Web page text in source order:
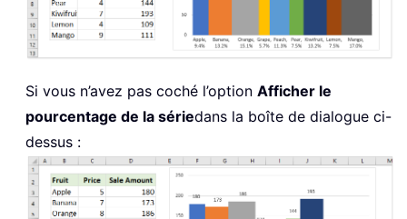
Si vous n’avez pas coché l’option Afficher le
pourcentage de la sériedans la boîte de dialogue ci-
dessus :